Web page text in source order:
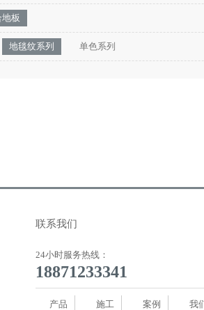
板
地毯纹系列 单色系列
联系我们
24小时服务热线：
18871233341
产品 施工 案例 我